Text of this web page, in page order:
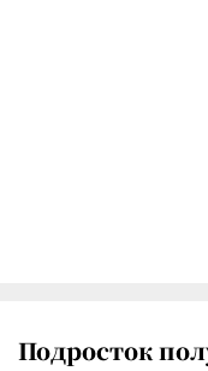
Подросток